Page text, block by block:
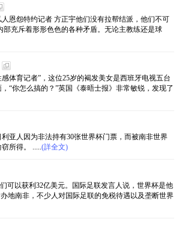
恩怨特约记者 方正宇他们没有拉帮结派，他们不可
充斥着形形色色的各种矛盾。无论主教练还是球
体育记者”，这位25岁的褐发美女是西班牙电视五台
“你怎么搞的？”英国《泰晤士报》非常敏锐，发现了
亚人因为非法持有30张世界杯门票，而被南非世界
所得。 .....(詳全文)
可以获利32亿美元。国际足联发言人说，世界杯是他
地南非，不少人对国际足联的免税待遇以及垄断世界